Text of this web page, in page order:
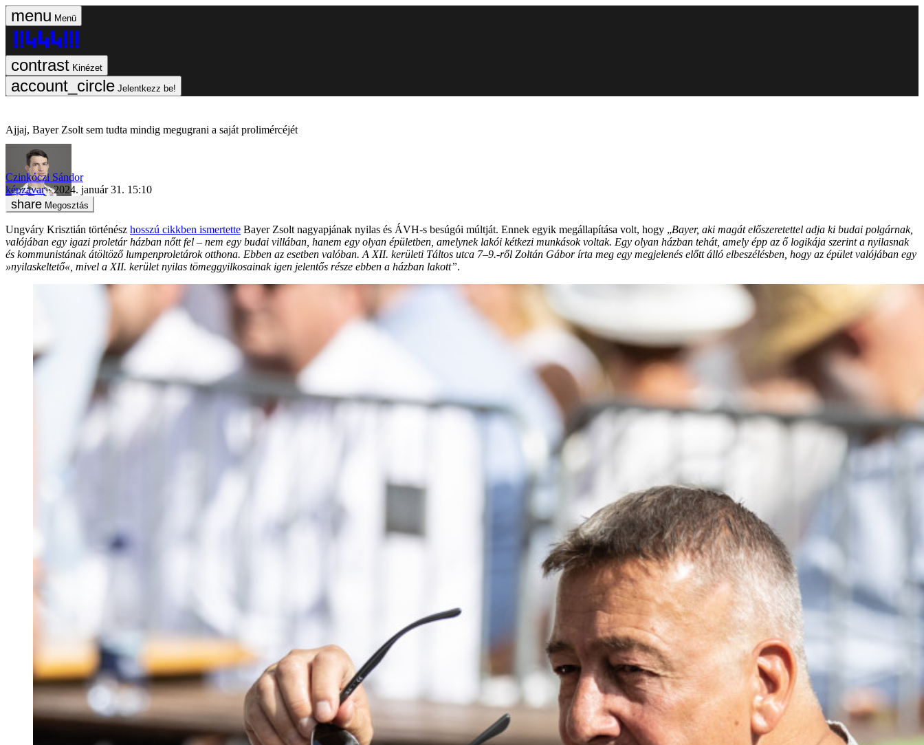
Menü
Kinézet
Jelentkezz be!
Ajjaj, Bayer Zsolt sem tudta mindig megugrani a saját prolimércéjét
Czinkóczi Sándor
képzavar
2024. január 31. 15:10
Megosztás
Ungváry Krisztián történész hosszú cikkben ismertette Bayer Zsolt nagyapjának nyilas és ÁVH-s besúgói múltját. Ennek egyik megállapítása volt, hogy „Bayer, aki magát előszeretettel adja ki budai polgárnak,
valójában egy igazi proletár házban nőtt fel – nem egy budai villában, hanem egy olyan épületben, amelynek lakói kétkezi munkások voltak. Egy olyan házban tehát, amely épp az ő logikája szerint a nyilasnak
és kommunistának átöltöző lumpenproletárok otthona. Ebben az esetben valóban. A XII. kerületi Táltos utca 7–9.-ről Zoltán Gábor írta meg egy megjelenés előtt álló elbeszélésben, hogy az épület valójában egy
»nyilaskeltető«, mivel a XII. kerület nyilas tömeggyilkosainak igen jelentős része ebben a házban lakott”.